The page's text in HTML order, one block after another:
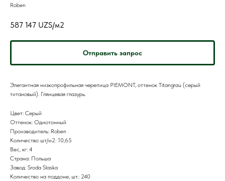
Roben
587 147 UZS/м2
Отправить запрос
Элегантная низкопрофильная черепица PIEMONT, оттенок Titangrau (серый
титановый). Глянцевая глазурь.
Цвет: Серый
Оттенок: Однотонный
Производитель: Roben
Количество шт/м2: 10,65
Вес, кг: 4
Страна: Польша
Завод: Sroda Slaska
Количество на поддоне, шт.: 240